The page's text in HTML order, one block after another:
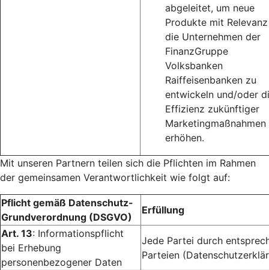
abgeleitet, um neue
Produkte mit
die Unternehmen der
FinanzGruppe
Volksbanken
Raiffeisenbanken zu
entwickeln und/oder
Effizienz zukünftiger
Marketingmaßnahmen
erhöhen.
Mit unseren Partnern teilen sich die Pflichten im Rahmen
der gemeinsamen Verantwortlichkeit wie folgt auf:
Pflicht gemäß Datenschutz-
Grundverordnung (DSGVO)
Erfüllung
Art. 13: Informationspflicht
bei Erhebung
personenbezogener Daten
Jede Partei durch
Parteien